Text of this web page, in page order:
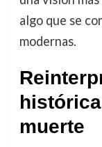
algo que se
modernas.
muerte